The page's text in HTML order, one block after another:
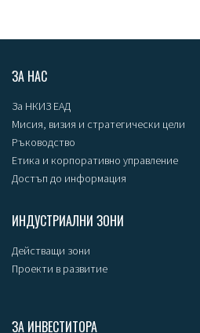
ЗА НАС
За НКИЗ ЕАД
Мисия, визия и стратегически цели
Ръководство
Етика и корпоративно управление
Достъп до информация
ИНДУСТРИАЛНИ ЗОНИ
Действащи зони
Проекти в развитие
ЗА ИНВЕСТИТОРА